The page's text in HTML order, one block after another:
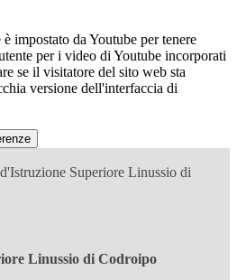
impostato da Youtube per tenere
per i video di Youtube incorporati
se il visitatore del sito web sta
versione dell'interfaccia di
Superiore Linussio di
Linussio di Codroipo